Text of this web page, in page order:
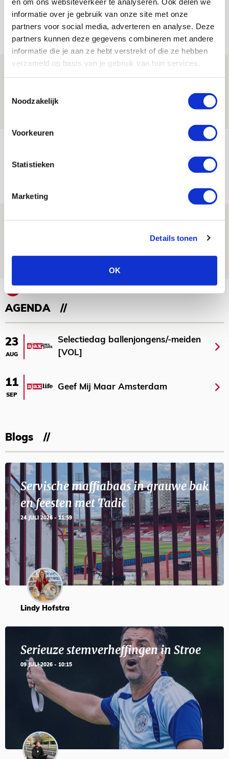
informatie over je gebruik van onze site met onze
partners voor social media, adverteren en analyse. Deze
partners kunnen deze gegevens combineren met andere
informatie die je aan ze hebt verstrekt of die ze hebben
verzameld op basis van je gebruik van hun services.
Noodzakelijk
Voorkeuren
Statistieken
Marketing
Details tonen
OK
Net binnen //
Drie dingen die je moet weten over PEC
08 AUGUSTUS 2026 - 12:32
jij aan nieuw eredivisieseizoen?
Spelen bij Jong Ajax of Ajax 1? Dat
maakt Abdalla ‘geen reet’ uit
AGENDA
23
AUG
Selectiedag ballenjongens/-meiden
[VOL]
11
SEP
Geef Mij Maar Amsterdam
Blogs
Servische maffiabaas in grauwe bak
en feesten met Tadic
24 JULI 2026 - 11:59
Lindy Hofstra
Serieuze stemverheffingen in Stroe
09 JULI 2026 - 10:15